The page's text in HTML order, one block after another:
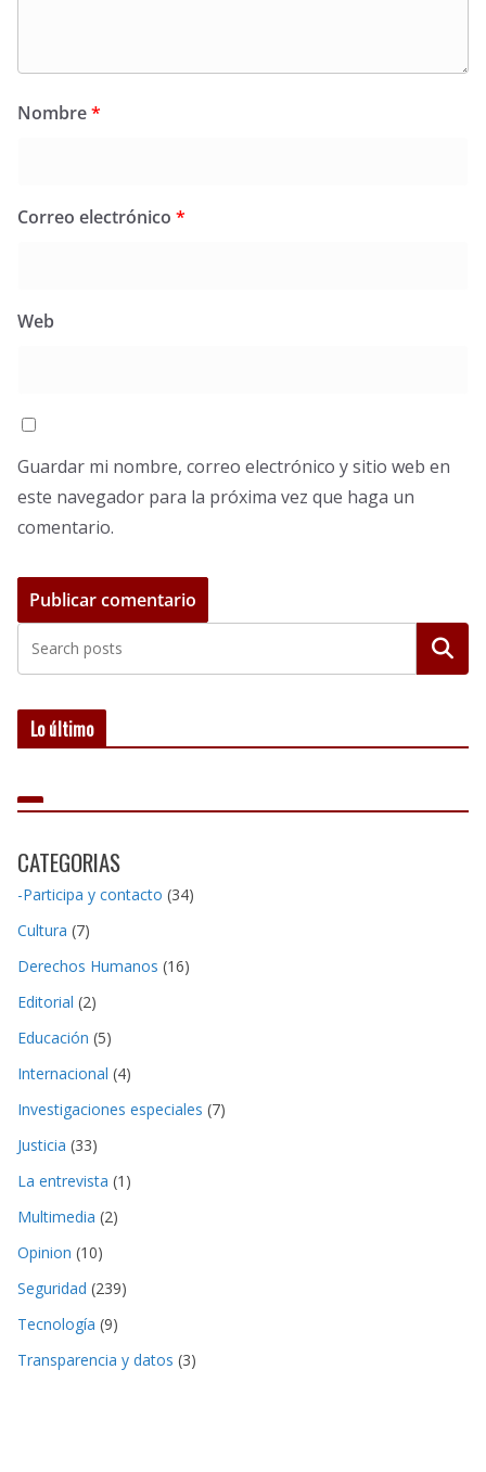
Nombre*
Correo electrónico *
Web
Guardar mi nombre, correo electrónico y sitio web en
este navegador para la próxima vez que haga un
comentario.
Buscar
Lo último
CATEGORIAS
-Participa y contacto (34)
Cultura (7)
Derechos Humanos (16)
Editorial (2)
Educación (5)
Internacional (4)
Investigaciones especiales (7)
Justicia (33)
La entrevista (1)
Multimedia (2)
Opinion (10)
Seguridad (239)
Tecnología (9)
Transparencia y datos (3)